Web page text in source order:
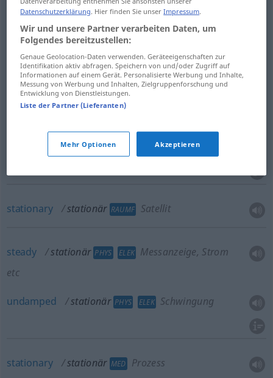
stationary stationärBevölkerung, Wirtschaft,
Vorgang etc
fixed stationärBevölkerung, Wirtschaft, Vorgang
stationär TECH Maschine etc
stationary stationär RAUMF Satellit
steady stationär PHYS ELEK Messanzeige, Strom
etc
undamped stationär PHYS ELEK Schwingung
stationary stationär MED Prozess
Datenschutzerklärung. Hier finden Sie unserImpressum.
Wir und unsere Partner verarbeiten Daten, um
Folgendes bereitzustellen:
Genaue Geolocation-Daten verwenden. Geräteeigenschaften zur
Identifikation aktiv abfragen. Speichern von und/oder Zugriff auf
Informationen auf einem Gerät. Personalisierte Werbung und Inhalte,
Messung von Werbung und Inhalten, Zielgruppenforschung und
Entwicklung von Dienstleistungen.
Liste der Partner (Lieferanten)
Mehr Optionen Akzeptieren